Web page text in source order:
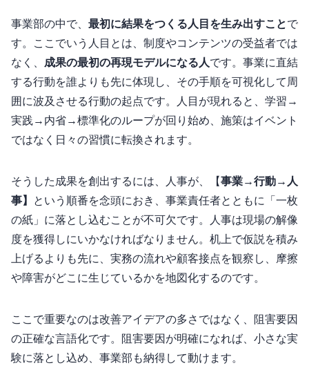
事業部の中で、 最初に結果をつくる“1人目”を生み出すことで
す。ここでいう“1人目”とは、制度やコンテンツの受益者では
なく、 成果の最初の再現モデルになる人です。事業KPIに直結
する行動を誰よりも先に体現し、その手順を可視化して周
囲に波及させる“行動の起点”です。“1人目”が現れると、学習→
実践→内省→標準化のループが回り始め、施策はイベント
ではなく日々の習慣に転換されます。
そうした成果を創出するには、人事が、【事業KPI→行動KPI→人
事KPI】
という順番を念頭におき、事業責任者とともに「一枚
の紙」に落とし込むことが不可欠です。人事は現場の解像
度を獲得しにいかなければなりません。机上で仮説を積み
上げるよりも先に、実務の流れや顧客接点を観察し、摩擦
や障害がどこに生じているかを地図化するのです。
ここで重要なのは“改善アイデア”の多さではなく、阻害要因
の正確な言語化です。阻害要因が明確になれば、小さな実
験に落とし込め、事業部も納得して動けます。